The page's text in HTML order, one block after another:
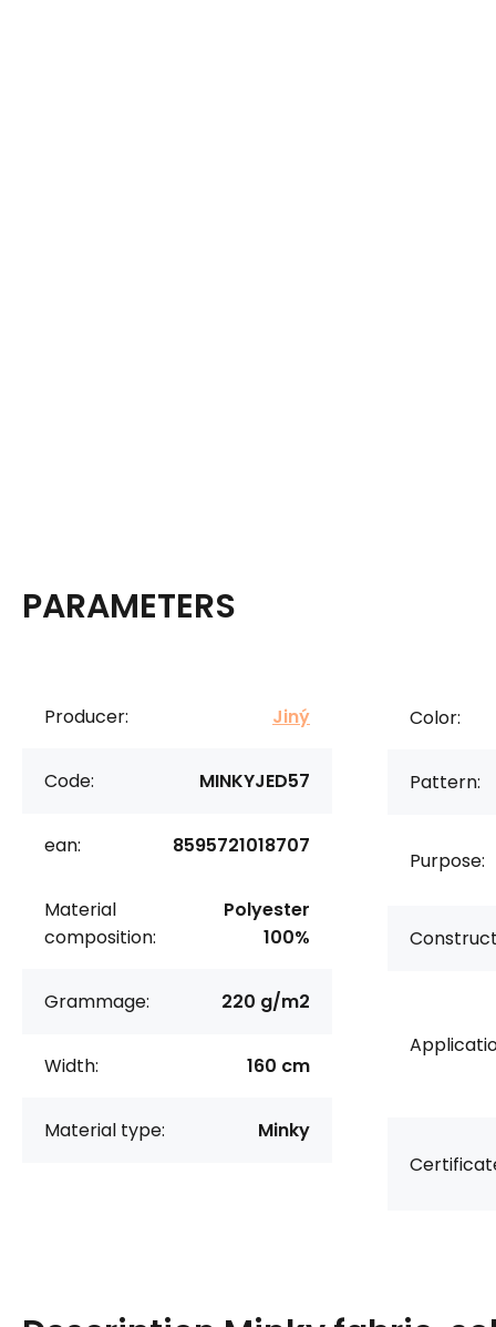
PARAMETERS
Producer: Jiný
Code: MINKYJED57
ean: 8595721018707
Material
composition:
Polyester
100%
Grammage: 220 g/m2
Width: 160 cm
Material type: Minky
Color:
Pattern:
Purpose: